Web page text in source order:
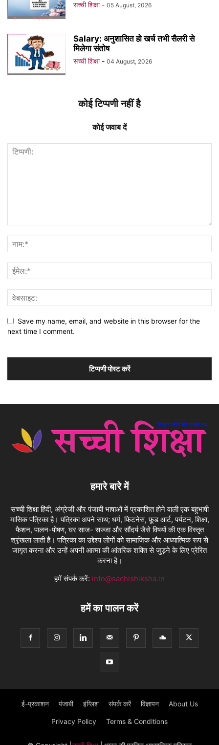
सच्ची शिक्षा - 05 August, 2026
Salary: अनुशासित हो खर्च तभी सैलरी से
मिलेगा संतोष
सच्ची शिक्षा - 04 August, 2026
कोई टिप्पणी नहीं है
कोई जवाब दें
Save my name, email, and website in this browser for the
next time I comment.
हमारे बारे में
सच्ची शिक्षा हिंदी, अंग्रेजी और पंजाबी भाषाओं में प्रकाशित होने वाली एक बहुभाषी
मासिक पत्रिका है। पत्रिका अपने साथ; धर्म, फिटनेस, फ़ूड आर्ट, पर्यटन, शिक्षा,
फैशन, पालन-पोषण, घर साज- सज्जा और सौंदर्य जैसे विषयों की एक विस्तृत
श्रृंखला लाती है। पत्रिका का उद्देश्य लोगों को सामाजिक और आध्यात्मिक रूप से
जागृत करना और उन्हें अपनी आत्मा की आंतरिक शक्ति से जुड़ने के लिए प्रेरित
करना है।
हमें संपर्क करें: info@sachishiksha.in
हमें का पालन करें
ई-प्रकाशन पंजाबी इंग्लिश संपर्क करें विज्ञापन About Us
Privacy Policy Terms & Conditions